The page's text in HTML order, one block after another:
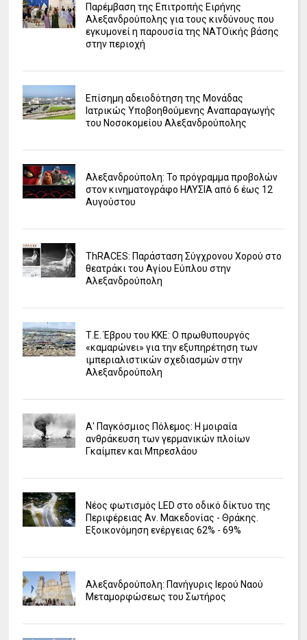
Παρέμβαση της Επιτροπής Ειρήνης
Αλεξανδρούπολης για τους κινδύνους που
εγκυμονεί η παρουσία της ΝΑΤΟϊκής βάσης
στην περιοχή
Επίσημη αδειοδότηση της Μονάδας
Ιατρικώς Υποβοηθούμενης Αναπαραγωγής
του Νοσοκομείου Αλεξανδρούπολης
Αλεξανδρούπολη: Το πρόγραμμα προβολών
στον κινηματογράφο ΗΛΥΣΙΑ από 6 έως 12
Αυγούστου
ΤhRACES: Παράσταση Σύγχρονου Χορού στο
θεατράκι του Αγίου Εύπλου στην
Αλεξανδρούπολη
Τ.Ε. Έβρου του ΚΚΕ: Ο πρωθυπουργός
«καμαρώνει» για την εξυπηρέτηση των
ιμπεριαλιστικών σχεδιασμών στην
Αλεξανδρούπολη
Α' Παγκόσμιος Πόλεμος: Η μοιραία
ανθράκευση των γερμανικών πλοίων
Γκαίμπεν και Μπρεσλάου
Νέος φωτισμός LED στο οδικό δίκτυο της
Περιφέρειας Αν. Μακεδονίας - Θράκης.
Εξοικονόμηση ενέργειας 62% - 69%
Αλεξανδρούπολη: Πανήγυρις Ιερού Ναού
Μεταμορφώσεως του Σωτήρος